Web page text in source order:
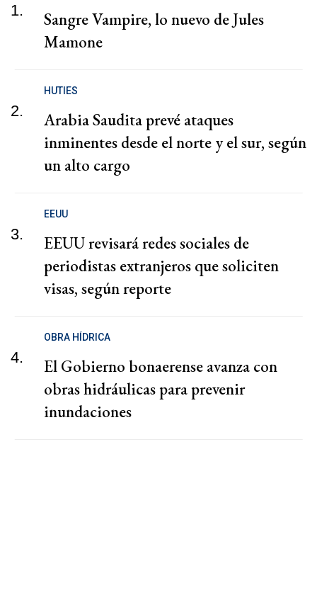
1.
Sangre Vampire, lo nuevo de Jules
Mamone
2.
HUTIES
Arabia Saudita prevé ataques
inminentes desde el norte y el sur, según
un alto cargo
3.
EEUU
EEUU revisará redes sociales de
periodistas extranjeros que soliciten
visas, según reporte
4.
OBRA HÍDRICA
El Gobierno bonaerense avanza con
obras hidráulicas para prevenir
inundaciones